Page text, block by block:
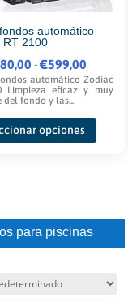
automático
RT 2100
80,00 -€599,00
Rango
de
precios:
desde
€80,00
automático Zodiac
Limpieza eficaz y muy
del fondo y las...
opciones
Este
Las
para piscinas